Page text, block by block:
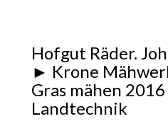
Hofgut Räder.
► Krone
Gras mähen
Landtechnik